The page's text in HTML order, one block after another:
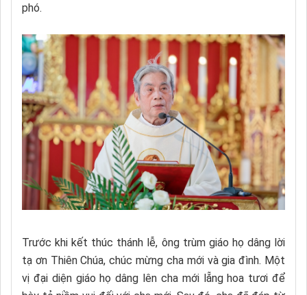
phó.
Trước khi kết thúc thánh lễ, ông trùm giáo họ dâng lời
tạ ơn Thiên Chúa, chúc mừng cha mới và gia đình. Một
vị đại diện giáo họ dâng lên cha mới lẵng hoa tươi để